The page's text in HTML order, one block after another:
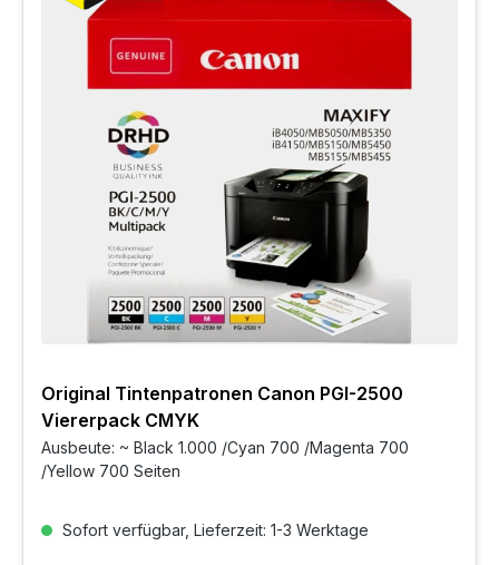
Original Tintenpatronen Canon PGI-2500
Viererpack CMYK
Ausbeute: ~ Black 1.000 /Cyan 700 /Magenta 700
/Yellow 700 Seiten
Sofort verfügbar, Lieferzeit: 1-3 Werktage